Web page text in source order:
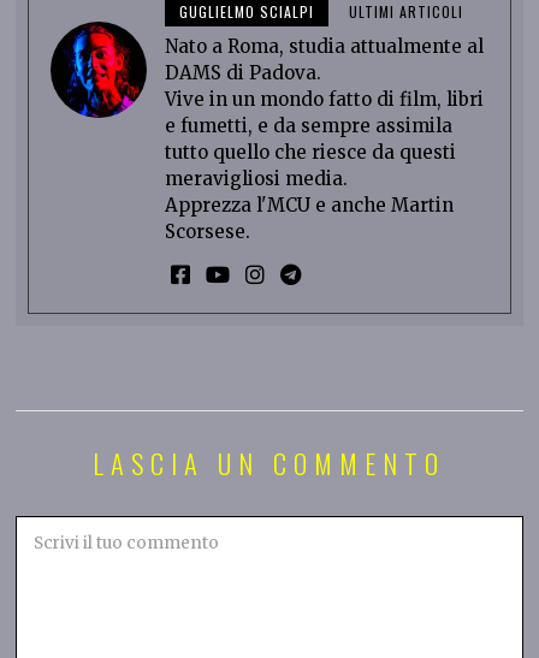
GUGLIELMO SCIALPI ULTIMI ARTICOLI
Nato a Roma, studia attualmente al
DAMS di Padova.
Vive in un mondo fatto di film, libri
e fumetti, e da sempre assimila
tutto quello che riesce da questi
meravigliosi media.
Apprezza l'MCU e anche Martin
Scorsese.
LASCIA UN COMMENTO